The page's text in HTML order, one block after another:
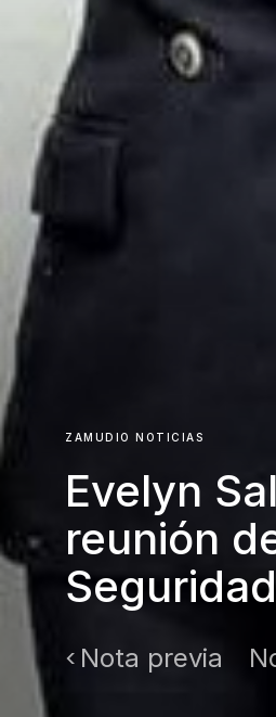
ZAMUDIO NOTICIAS
Evelyn
reunión
Nota previa